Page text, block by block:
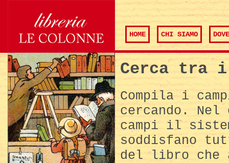
HOME CHI SIAMO
Cerca tra
Compila i
cercando.
campi il
soddisfano
del libro che